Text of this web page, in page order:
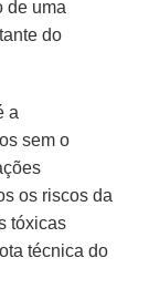
de uma
do
a
sem o
os riscos da
tóxicas
técnica do